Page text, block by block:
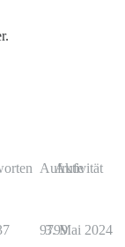
Aufrufe
Aktivität
9799
3. Mai 2024